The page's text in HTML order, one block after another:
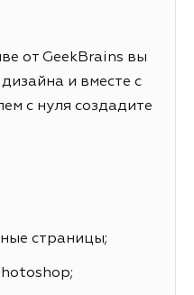
от GeekBrains вы
и вместе с
с нуля создадите
страницы;